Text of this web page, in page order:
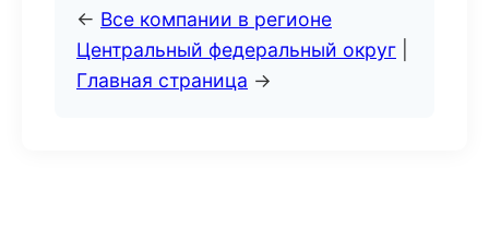
← Все компании в регионе
Центральный федеральный округ
Главная страница →